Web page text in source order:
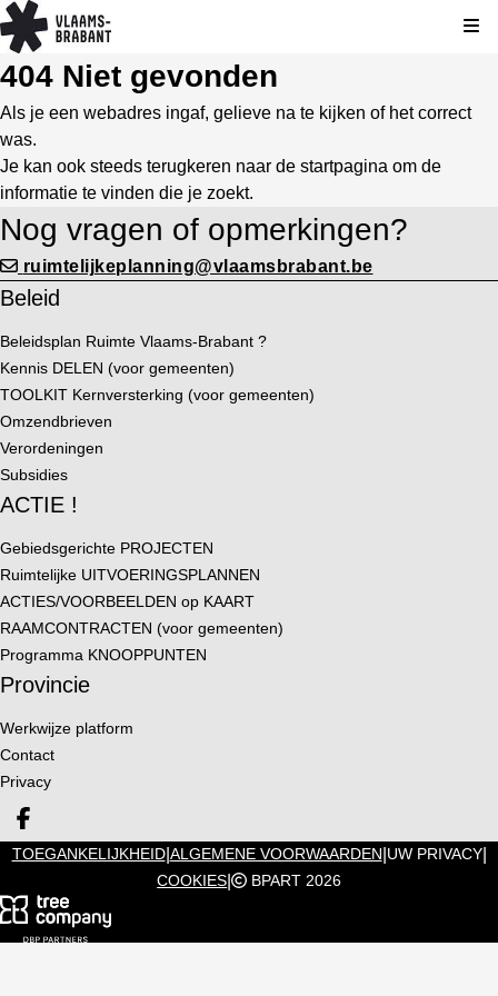
404 Niet gevonden
Als je een webadres ingaf, gelieve na te kijken of het correct
was.
Je kan ook steeds terugkeren naar de startpagina om de
informatie te vinden die je zoekt.
Nog vragen of opmerkingen?
ruimtelijkeplanning@vlaamsbrabant.be
Beleid
Beleidsplan Ruimte Vlaams-Brabant ?
Kennis DELEN (voor gemeenten)
TOOLKIT Kernversterking (voor gemeenten)
Omzendbrieven
Verordeningen
Subsidies
ACTIE !
Gebiedsgerichte PROJECTEN
Ruimtelijke UITVOERINGSPLANNEN
ACTIES/VOORBEELDEN op KAART
RAAMCONTRACTEN (voor gemeenten)
Programma KNOOPPUNTEN
Provincie
Werkwijze platform
Contact
Privacy
Deel op facebook
TOEGANKELIJKHEID| ALGEMENE VOORWAARDEN UW PRIVACY|
COOKIES | BPART 2026